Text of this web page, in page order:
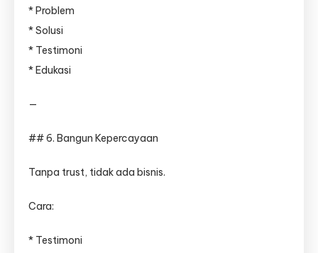
* Problem
* Solusi
* Testimoni
* Edukasi
—
## 6. Bangun Kepercayaan
Tanpa trust, tidak ada bisnis.
Cara:
* Testimoni